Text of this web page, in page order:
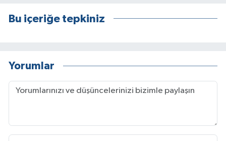
Bu içeriğe tepkiniz
Yorumlar